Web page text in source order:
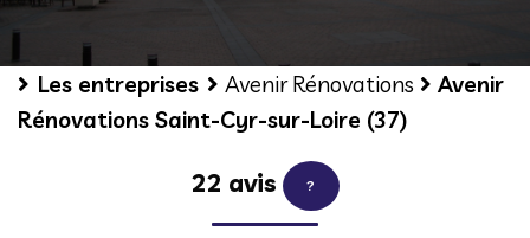
Les entreprises Avenir Rénovations
Avenir
Rénovations Saint-Cyr-sur-Loire (37)
22 avis ?